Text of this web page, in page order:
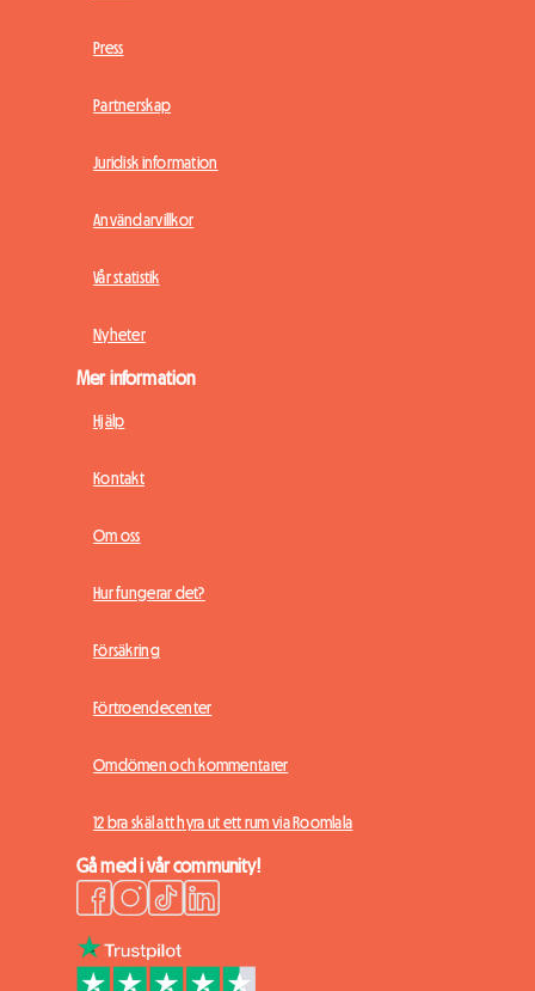
Press
Partnerskap
Juridisk information
Användarvillkor
Vår statistik
Nyheter
Mer information
Hjälp
Kontakt
Om oss
Hur fungerar det?
Försäkring
Förtroendecenter
Omdömen och kommentarer
12 bra skäl att hyra ut ett rum via Roomlala
Gå med i vår community!